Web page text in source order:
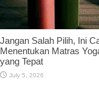
Jangan Salah Pilih, Ini
Menentukan Matras
yang Tepat
July 5, 2026